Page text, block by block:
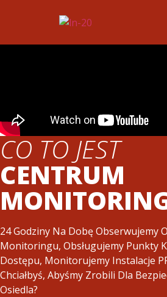
CO TO JEST
CENTRUM
24 Godziny Na Dobę Obserwujemy
Monitoringu, Obsługujemy Punkty
Dostępu, Monitorujemy Instalacje
Chciałbyś, Abyśmy Zrobili Dla
Osiedla?